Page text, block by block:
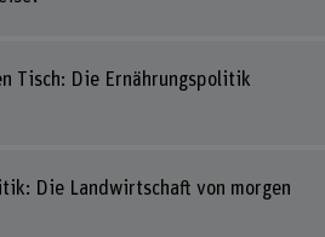
Tisch: Die Ernährungspolitik
Die Landwirtschaft von morgen